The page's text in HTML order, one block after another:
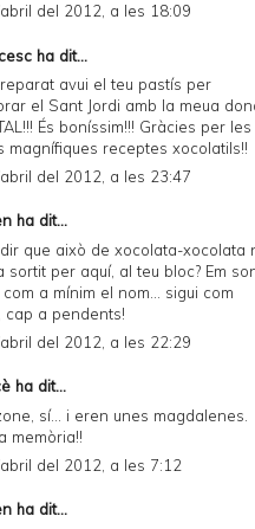
del 2012, a les 18:09
ha dit...
avui el teu pastís per
el Sant Jordi amb la meua
És boníssim!!! Gràcies per les
magnífiques receptes xocolatils!!
del 2012, a les 23:47
ha dit...
que això de xocolata-xocolata
sortit per aquí, al teu bloc? Em
com a mínim el nom... sigui com
cap a pendents!
del 2012, a les 22:29
ha dit...
sí... i eren unes magdalenes.
memòria!!
del 2012, a les 7:12
ha dit...